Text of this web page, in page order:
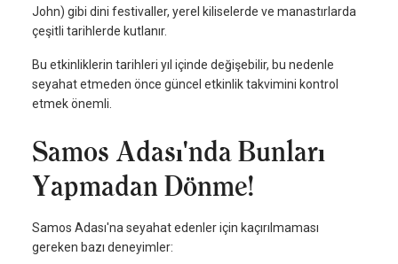
John) gibi dini festivaller, yerel kiliselerde ve manastırlarda
çeşitli tarihlerde kutlanır.
Bu etkinliklerin tarihleri yıl içinde değişebilir, bu nedenle
seyahat etmeden önce güncel etkinlik takvimini kontrol
etmek önemli.
Samos Adası'nda Bunları
Yapmadan Dönme!
Samos Adası'na seyahat edenler için kaçırılmaması
gereken bazı deneyimler: